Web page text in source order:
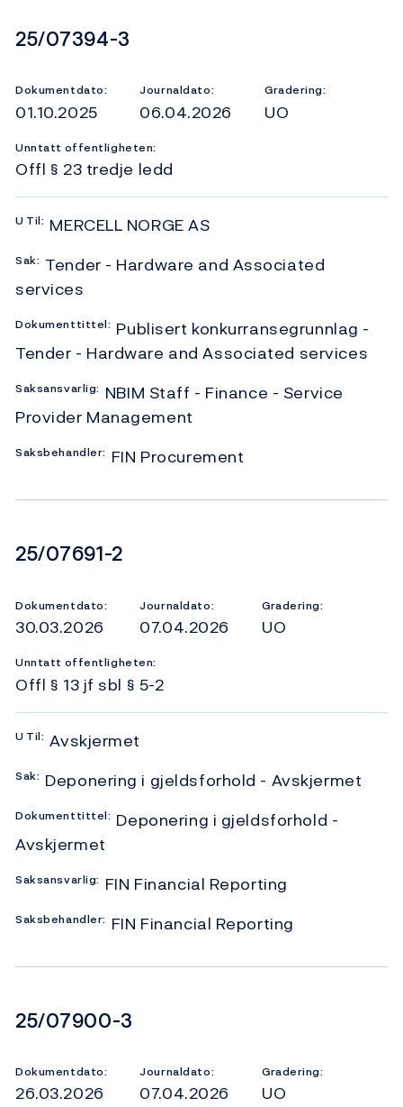
Dokumentnummer
25/07394-3
Dokumentdato:
01.10.2025
Journaldato:
06.04.2026
Gradering:
UO
Unntatt offentligheten:
Offl § 23 tredje ledd
U Til: MERCELL NORGE AS
Sak: Tender - Hardware and Associated
services
Dokumenttittel: Publisert konkurransegrunnlag -
Tender - Hardware and Associated services
Saksansvarlig: NBIM Staff - Finance - Service
Provider Management
Saksbehandler: FIN Procurement
Dokumentnummer
25/07691-2
Dokumentdato:
30.03.2026
Journaldato:
07.04.2026
Gradering:
UO
Unntatt offentligheten:
Offl § 13 jf sbl § 5-2
U Til: Avskjermet
Sak: Deponering i gjeldsforhold - Avskjermet
Dokumenttittel: Deponering i gjeldsforhold -
Avskjermet
Saksansvarlig: FIN Financial Reporting
Saksbehandler: FIN Financial Reporting
Dokumentnummer
25/07900-3
Dokumentdato:
26.03.2026
Journaldato:
07.04.2026
Gradering:
UO